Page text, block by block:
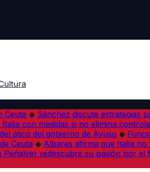
Ceuta ◆ Sánchez discute estrategias
Italia con medidas si no elimina
ático del gobierno de Ayuso ◆
Ceuta ◆ Albares afirma que Italia
Peñalver redescubre su pasión por el